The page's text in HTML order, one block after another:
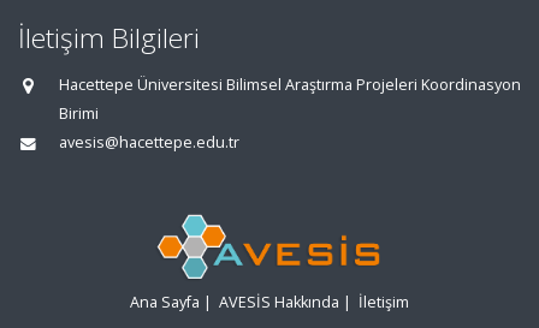
İletişim Bilgileri
Hacettepe Üniversitesi Bilimsel Araştırma Projeleri Koordinasyon
Birimi
avesis@hacettepe.edu.tr
Ana Sayfa | AVESİS Hakkında | İletişim